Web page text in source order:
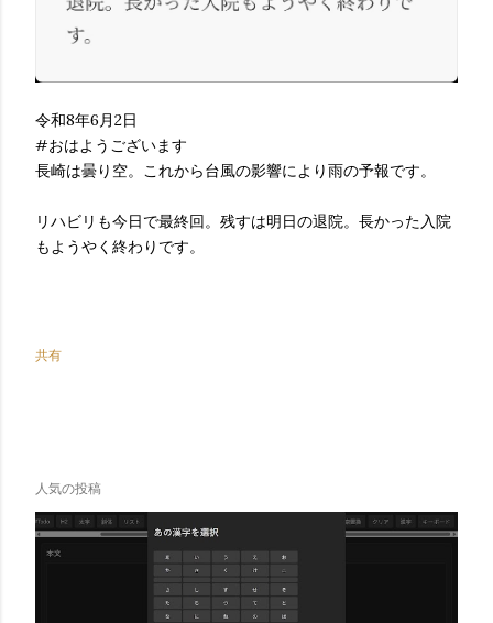
令和8年6月2日
#おはようございます
長崎は曇り空。これから台風の影響により雨の予報です。
リハビリも今日で最終回。残すは明日の退院。長かった入院
もようやく終わりです。
共有
人気の投稿